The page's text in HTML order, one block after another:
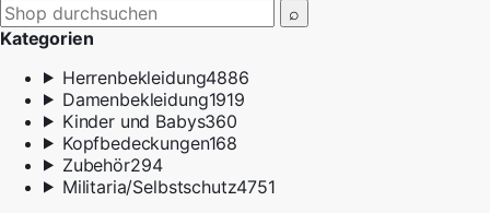
⌕
Kategorien
Herrenbekleidung4886
Damenbekleidung1919
Kinder und Babys360
Kopfbedeckungen168
Zubehör294
Militaria/Selbstschutz4751